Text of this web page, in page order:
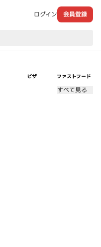
ログイン 会員登録
ピザ ファストフード
すべて見る